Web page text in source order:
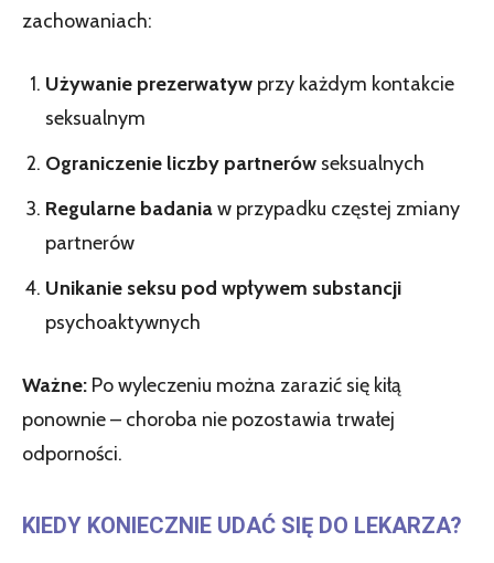
zachowaniach:
Używanie prezerwatyw przy każdym kontakcie
seksualnym
Ograniczenie liczby partnerów seksualnych
Regularne badaniaw przypadku częstej zmiany
partnerów
Unikanie seksu pod wpływem substancji
psychoaktywnych
Ważne: Po wyleczeniu można zarazić się kiłą
ponownie – choroba nie pozostawia trwałej
odporności.
KIEDY KONIECZNIE UDAĆ SIĘ DO LEKARZA?